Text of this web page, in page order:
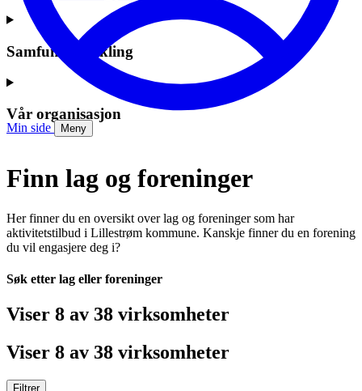
Min side Meny
Samfunnsutvikling
Vår organisasjon
Finn lag og foreninger
Her finner du en oversikt over lag og foreninger som har
aktivitetstilbud i Lillestrøm kommune. Kanskje finner du en forening
du vil engasjere deg i?
Søk etter lag eller foreninger
Viser 8 av 38 virksomheter
Viser 8 av 38 virksomheter
Filtrer